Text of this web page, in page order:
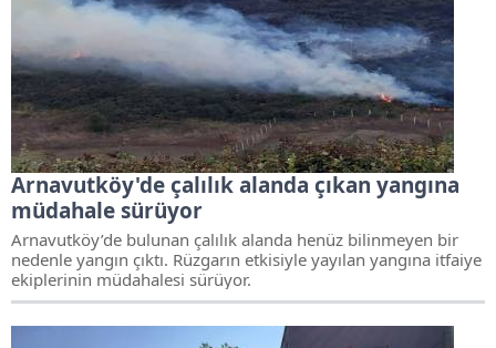
Arnavutköy'de çalılık alanda çıkan yangına
müdahale sürüyor
Arnavutköy’de bulunan çalılık alanda henüz bilinmeyen bir
nedenle yangın çıktı. Rüzgarın etkisiyle yayılan yangına itfaiye
ekiplerinin müdahalesi sürüyor.